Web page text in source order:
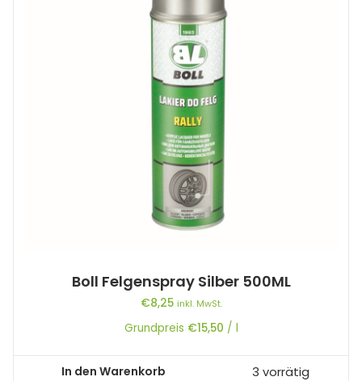
Boll Felgenspray Silber 500ML
€8,25 inkl. MwSt.
Grundpreis €15,50 / l
In den Warenkorb 3 vorrätig